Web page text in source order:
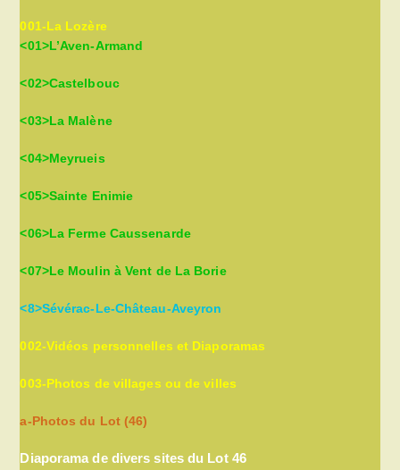
001-La Lozère
<01>L’Aven-Armand
<02>Castelbouc
<03>La Malène
<04>Meyrueis
<05>Sainte Enimie
<06>La Ferme Caussenarde
<07>Le Moulin à Vent de La Borie
<8>Sévérac-Le-Château-Aveyron
002-Vidéos personnelles et Diaporamas
003-Photos de villages ou de villes
a-Photos du Lot (46)
Diaporama de divers sites du Lot 46